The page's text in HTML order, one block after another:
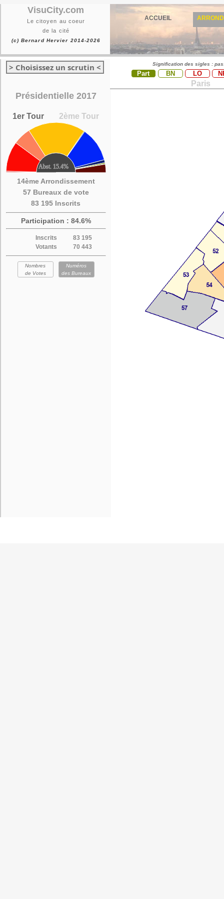
VisuCity.com
Le citoyen au coeur
de la cité
(c) Bernard Hervier 2014-2026
ACCUEIL
> Choisissez un scrutin <
Présidentielle 2017
1er Tour 2ème Tour
14ème Arrondissement
57 Bureaux de vote
83 195 Inscrits
Participation : 84.6%
Inscrits
83 195
Votants
70 443
Nombres
de Votes
Numéros
des Bureaux
Signification des sigles :
Part BN LO
Paris